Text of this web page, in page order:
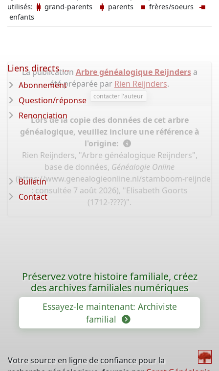
utilisés:
grand-parents parents
frères/soeurs
enfants
La publication Arbre généalogique Reijndersa
été préparée par Rien Reijnders.
contacter l'auteur
Lors de la copie des données de cet arbre
généalogique, veuillez inclure une référence à
l'origine:
Rien Reijnders, "Arbre généalogique Reijnders",
base de données, Généalogie Online
(https://www.genealogieonline.nl/stamboom-
: consultée 7 août 2026), "Elisabeth Goorts
(1712-????)".
Liens directs ...
Abonnement
Question/réponse
Renonciation
Bulletin
Contact
Préservez votre histoire familiale, créez
des archives familiales numériques
Essayez-le maintenant: Archiviste
familial
Votre source en ligne de confiance pour la